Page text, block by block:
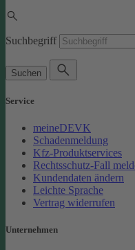
Suchbegriff
Suchen
Service
meineDEVK
Schadenmeldung
Kfz-Produktservices
Rechtsschutz-Fall
Kundendaten ändern
Leichte Sprache
Vertrag widerrufen
Unternehmen